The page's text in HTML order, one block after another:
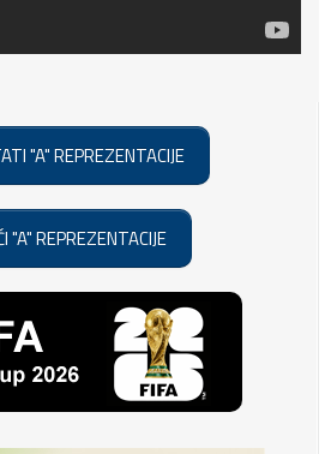
"A" REPREZENTACIJE
"A" REPREZENTACIJE